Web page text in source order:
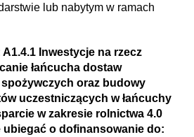
lub nabytym w ramach
Inwestycje na rzecz
łańcucha dostaw
oraz budowy
uczestniczących w łańcuchy
w zakresie rolnictwa 4.0
ubiegać o dofinansowanie do: